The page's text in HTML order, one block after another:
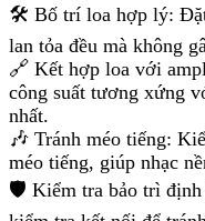
🛠️ Bố trí loa hợp lý: Đặt
lan tỏa đều mà không
🔗 Kết hợp loa với
công suất tương xứng
nhất.
🎶 Tránh méo tiếng:
méo tiếng, giúp nhạc
🛡️ Kiểm tra bảo trì định